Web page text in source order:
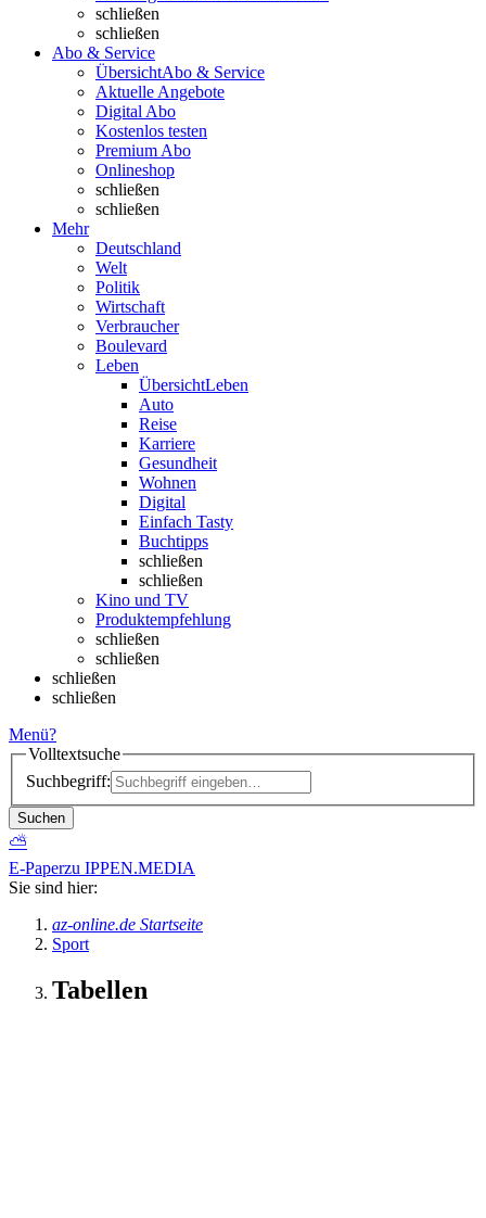
schließen
schließen
Abo & Service
ÜbersichtAbo & Service
Aktuelle Angebote
Digital Abo
Kostenlos testen
Premium Abo
Onlineshop
schließen
schließen
Mehr
Deutschland
Welt
Politik
Wirtschaft
Verbraucher
Boulevard
Leben
ÜbersichtLeben
Auto
Reise
Karriere
Gesundheit
Wohnen
Digital
Einfach Tasty
Buchtipps
schließen
schließen
Kino und TV
Produktempfehlung
schließen
schließen
schließen
schließen
Menü?
Volltextsuche
Suchbegriff:
Suchen
⛅
E-Paperzu IPPEN.MEDIA
Sie sind hier:
az-online.de Startseite
Sport
Tabellen